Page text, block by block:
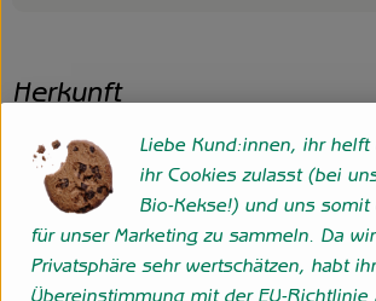
Herkunft
Italien
Externer Link zu https://
Externer Link zu https://
Liebe Kund:innen, ihr helft
ihr Cookies zulasst (bei
Bio-Kekse!) und uns somit
für unser Marketing zu sammeln. Da
Privatsphäre sehr wertschätzen, habt